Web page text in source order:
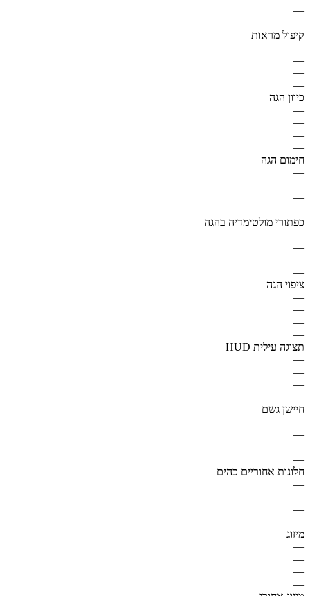
—
—
קיפול מראות
—
—
—
—
כיוון הגה
—
—
—
—
חימום הגה
—
—
—
—
כפתורי מולטימדיה בהגה
—
—
—
—
ציפוי הגה
—
—
—
—
תצוגה עילית HUD
—
—
—
—
חיישן גשם
—
—
—
—
חלונות אחוריים כהים
—
—
—
—
מיזוג
—
—
—
—